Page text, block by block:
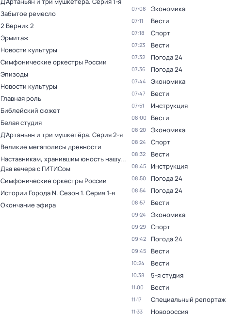
Забытое ремесло
2 Верник 2
Эрмитаж
Новости культуры
Симфонические оркестры России
Эпизоды
Новости культуры
Главная роль
Библейский сюжет
Белая студия
Д'Артаньян и три мушкетёра. Серия 2-я
Великие мегаполисы древности
Наставникам, хранившим юность нашу...
Два вечера с ГИТИСом
Симфонические оркестры России
Истории Города N. Сезон 1. Серия 1-я
Окончание эфира
07:08 Экономика
07:11 Вести
07:18 Спорт
07:23 Вести
07:32 Погода 24
07:36 Погода 24
07:44 Экономика
07:47 Вести
07:51 Инструкция
08:00 Вести
08:20 Экономика
08:24 Спорт
08:32 Вести
08:45 Инструкция
08:50 Погода 24
08:54 Погода 24
08:57 Вести
09:24 Экономика
09:29 Спорт
09:42 Погода 24
09:45 Вести
10:24 Вести
10:38 5-я студия
11:00 Вести
11:17 Специальный репортаж
11:33 Новороссия